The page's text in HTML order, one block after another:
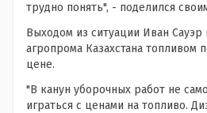
трудно понять", - поделился
Выходом из ситуации Иван Сауэр
агропрома Казахстана топливом
цене.
"В канун уборочных работ не
играться с ценами на топливо.